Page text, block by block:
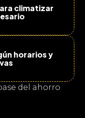
climatizar
horarios y
del ahorro